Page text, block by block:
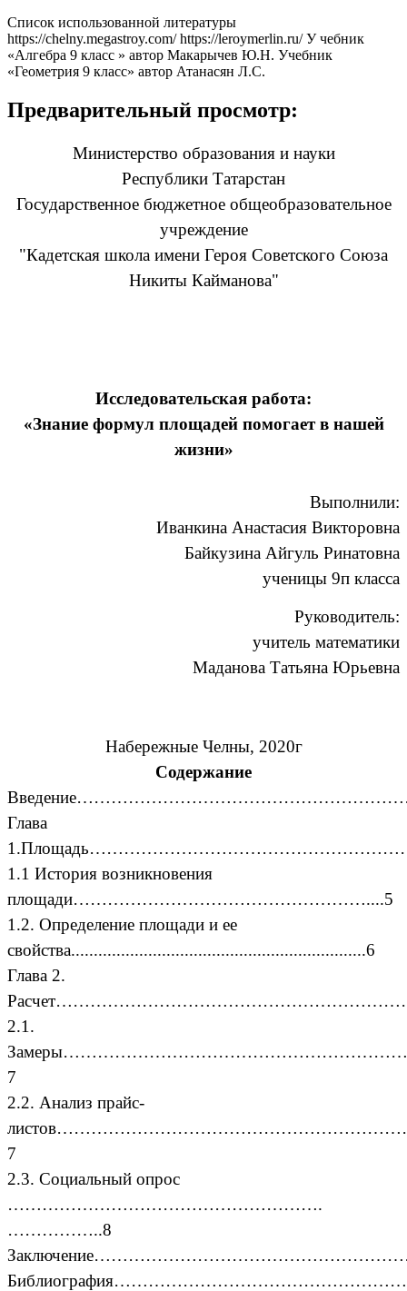
Список использованной литературы
https://chelny.megastroy.com/ https://leroymerlin.ru/ У чебник
«Алгебра 9 класс » автор Макарычев Ю.Н. Учебник
«Геометрия 9 класс» автор Атанасян Л.С.
Предварительный просмотр:
Министерство образования и науки
Республики Татарстан
Государственное бюджетное общеобразовательное
учреждение
"Кадетская школа имени Героя Советского Союза
Никиты Кайманова"
Исследовательская работа:
«Знание формул площадей помогает в нашей
жизни»
Выполнили:
Иванкина Анастасия Викторовна
Байкузина Айгуль Ринатовна
ученицы 9п класса
Руководитель:
учитель математики
Маданова Татьяна Юрьевна
Набережные Челны, 2020г
Содержание
Глава
1.1 История возникновения
площади……………………………………………....5
1.2. Определение площади и ее
свойства.................................................................6
Глава 2.
2.1.
7
2.2. Анализ прайс-
7
2.3. Социальный опрос
……………………………………………….
……………..8